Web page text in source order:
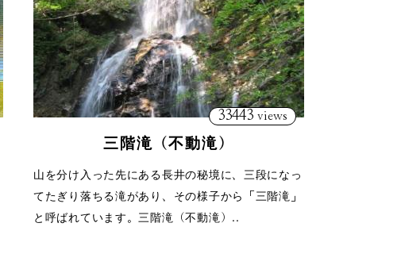
33443 views
三階滝（不動滝）
山を分け入った先にある長井の秘境に、三段になっ
てたぎり落ちる滝があり、その様子から「三階滝」
と呼ばれています。三階滝（不動滝）..